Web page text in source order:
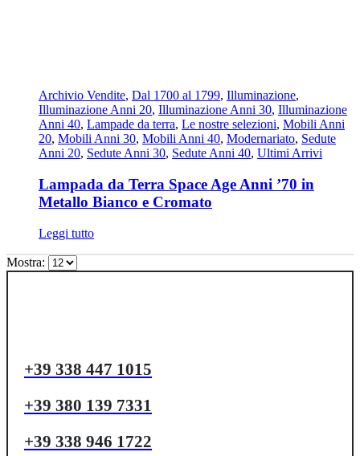
Archivio Vendite, Dal 1700 al 1799, Illuminazione,
Illuminazione Anni 20, Illuminazione Anni 30, Illuminazione
Anni 40, Lampade da terra, Le nostre selezioni, Mobili Anni
20, Mobili Anni 30, Mobili Anni 40, Modernariato, Sedute
Anni 20, Sedute Anni 30, Sedute Anni 40, Ultimi Arrivi
Lampada da Terra Space Age Anni ’70 in
Metallo Bianco e Cromato
Leggi tutto
Mostra:
+39 338 447 1015
+39 380 139 7331
+39 338 946 1722